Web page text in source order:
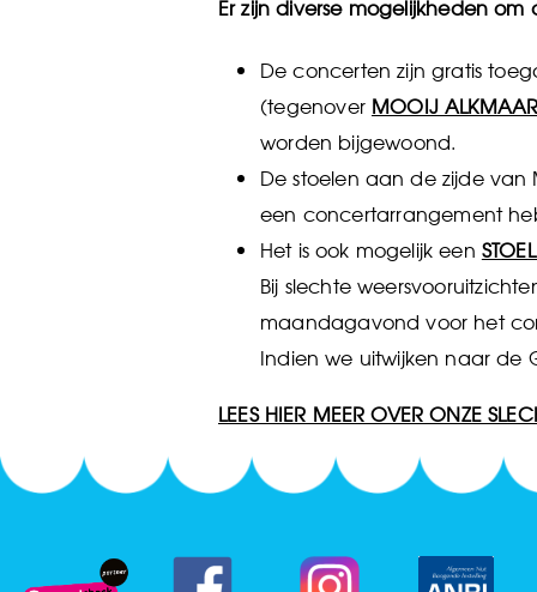
Er zijn diverse mogelijkheden
De concerten zijn gratis
(tegenover MOOIJ
worden bijgewoond.
De stoelen aan de zijde van
een concertarrangement
Het is ook mogelijk een
Bij slechte
maandagavond voor het
Indien we uitwijken naar de
LEES HIER MEER OVER ONZE